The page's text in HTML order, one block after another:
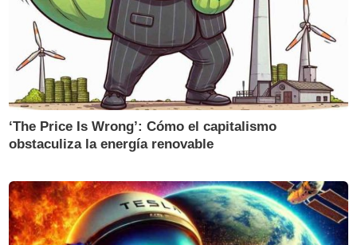
‘The Price Is Wrong’: Cómo el capitalismo
obstaculiza la energía renovable